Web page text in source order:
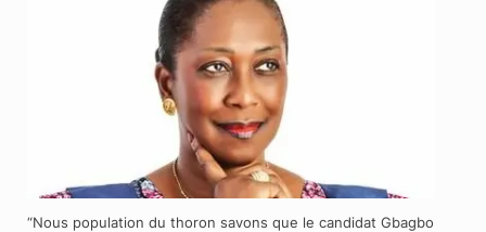
“Nous population du thoron savons que le candidat Gbagbo